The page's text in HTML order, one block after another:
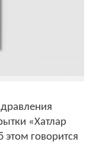
«Хатлар
говорится